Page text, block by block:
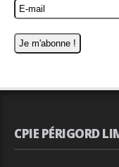
CPIE PÉRIGORD